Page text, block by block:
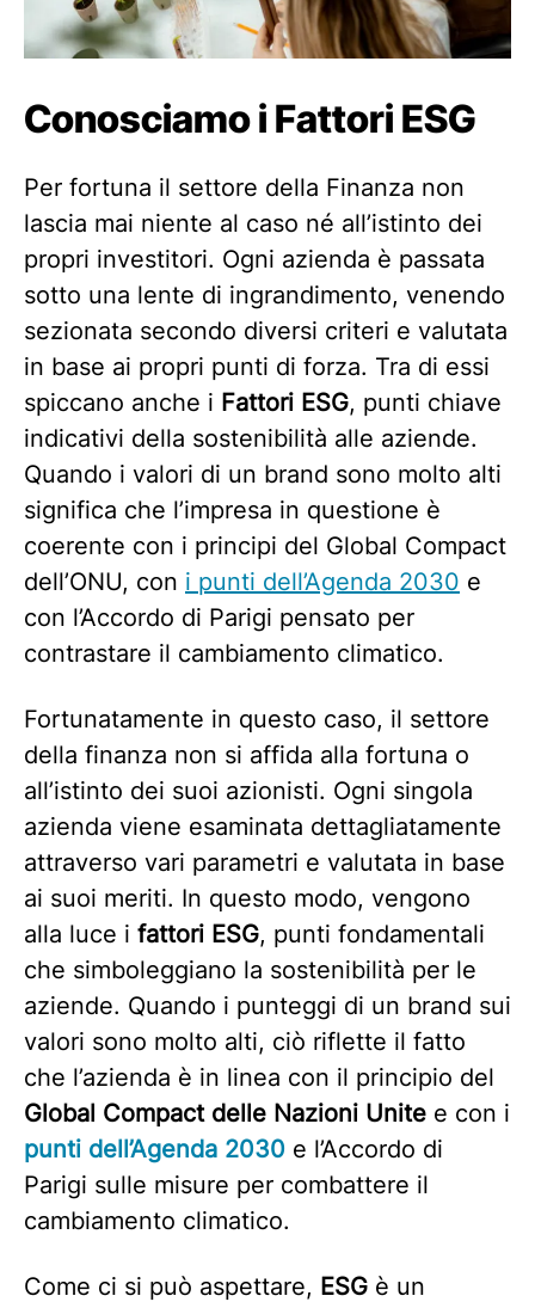
Conosciamo i Fattori ESG
Per fortuna il settore della Finanza non
lascia mai niente al caso né all’istinto dei
propri investitori. Ogni azienda è passata
sotto una lente di ingrandimento, venendo
sezionata secondo diversi criteri e valutata
in base ai propri punti di forza. Tra di essi
spiccano anche i Fattori ESG, punti chiave
indicativi della sostenibilità alle aziende.
Quando i valori di un brand sono molto alti
significa che l’impresa in questione è
coerente con i principi del Global Compact
dell’ONU, con i punti dell’Agenda 2030 e
con l’Accordo di Parigi pensato per
contrastare il cambiamento climatico.
Fortunatamente in questo caso, il settore
della finanza non si affida alla fortuna o
all’istinto dei suoi azionisti. Ogni singola
azienda viene esaminata dettagliatamente
attraverso vari parametri e valutata in base
ai suoi meriti. In questo modo, vengono
alla luce i fattori ESG, punti fondamentali
che simboleggiano la sostenibilità per le
aziende. Quando i punteggi di un brand sui
valori sono molto alti, ciò riflette il fatto
che l’azienda è in linea con il principio del
Global Compact delle Nazioni Unite e con i
punti dell’Agenda 2030 e l’Accordo di
Parigi sulle misure per combattere il
cambiamento climatico.
Come ci si può aspettare, ESG è un